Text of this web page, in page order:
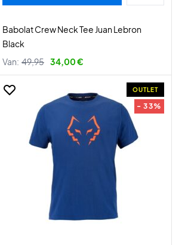
Babolat Crew Neck Tee Juan Lebron
Black
Van: 49,95 34,00 €
OUTLET
- 33%